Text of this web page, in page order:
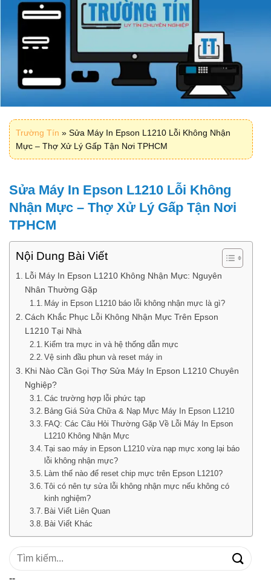
Trường Tín » Sửa Máy In Epson L1210 Lỗi Không Nhận
Mực – Thợ Xử Lý Gấp Tận Nơi TPHCM
Sửa Máy In Epson L1210 Lỗi Không
Nhận Mực – Thợ Xử Lý Gấp Tận Nơi
TPHCM
Nội Dung Bài Viết
Lỗi Máy In Epson L1210 Không Nhận Mực: Nguyên
Nhân Thường Gặp
Máy in Epson L1210 báo lỗi không nhận mực là gì?
Cách Khắc Phục Lỗi Không Nhận Mực Trên Epson
L1210 Tại Nhà
Kiểm tra mực in và hệ thống dẫn mực
Vệ sinh đầu phun và reset máy in
Khi Nào Cần Gọi Thợ Sửa Máy In Epson L1210 Chuyên
Nghiệp?
Các trường hợp lỗi phức tạp
Bảng Giá Sửa Chữa & Nạp Mực Máy In Epson L1210
FAQ: Các Câu Hỏi Thường Gặp Về Lỗi Máy In Epson
L1210 Không Nhận Mực
Tại sao máy in Epson L1210 vừa nạp mực xong lại báo
lỗi không nhận mực?
Làm thế nào để reset chip mực trên Epson L1210?
Tôi có nên tự sửa lỗi không nhận mực nếu không có
kinh nghiệm?
Bài Viết Liên Quan
Bài Viết Khác
Tìm
--